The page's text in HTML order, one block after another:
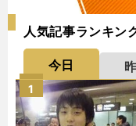
人気記事ランキン
今日
1